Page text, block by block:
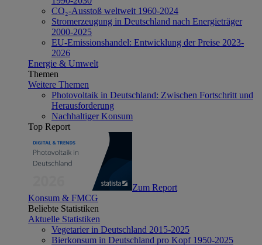
CO₂-Ausstoß weltweit 1960-2024
Stromerzeugung in Deutschland nach Energieträger
2000-2025
EU-Emissionshandel: Entwicklung der Preise 2023-
2026
Energie & Umwelt
Themen
Weitere Themen
Photovoltaik in Deutschland: Zwischen Fortschritt und
Herausforderung
Nachhaltiger Konsum
Top Report
Zum Report
Konsum & FMCG
Beliebte Statistiken
Aktuelle Statistiken
Vegetarier in Deutschland 2015-2025
Bierkonsum in Deutschland pro Kopf 1950-2025